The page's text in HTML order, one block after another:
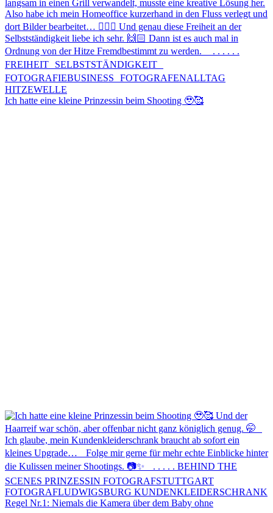
Ich hatte eine kleine Prinzessin beim Shooting 🥹🥰
Regel Nr.1: Niemals die Kamera über dem Baby ohne